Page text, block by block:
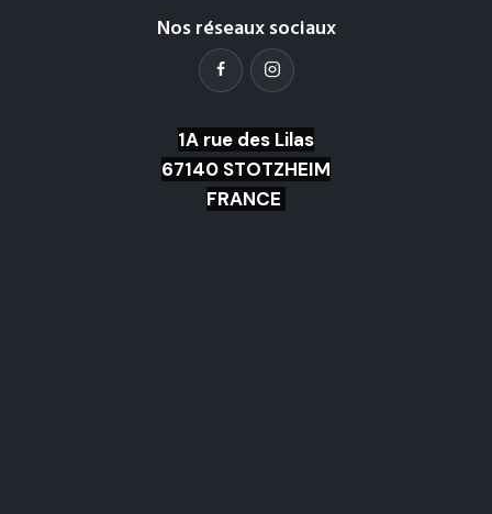
Nos réseaux sociaux
1A rue des Lilas
67140 STOTZHEIM
FRANCE